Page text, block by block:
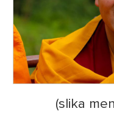
(slika